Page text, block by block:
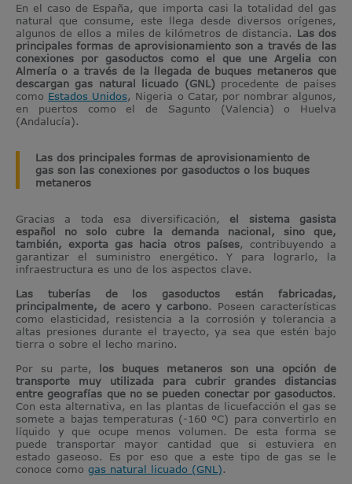
En el caso de España, que importa casi la totalidad del gas
natural que consume, este llega desde diversos orígenes,
algunos de ellos a miles de kilómetros de distancia. Las dos
principales formas de aprovisionamiento son a través de las
conexiones por gasoductos como el que une Argelia con
Almería o a través de la llegada de buques metaneros que
descargan gas natural licuado (GNL) procedente de países
como Estados Unidos, Nigeria o Catar, por nombrar algunos,
en puertos como el de Sagunto (Valencia) o Huelva
(Andalucía).
Las dos principales formas de aprovisionamiento de
gas son las conexiones por gasoductos o los buques
metaneros
Gracias a toda esa diversificación,el sistema gasista
español no solo cubre la demanda nacional, sino que,
también, exporta gas hacia otros países, contribuyendo a
garantizar el suministro energético. Y para lograrlo, la
infraestructura es uno de los aspectos clave.
Las tuberías de los gasoductos están fabricadas,
principalmente, de acero y carbono. Poseen características
como elasticidad, resistencia a la corrosión y tolerancia a
altas presiones durante el trayecto, ya sea que estén bajo
tierra o sobre el lecho marino.
Por su parte, los buques metaneros son una opción de
transporte muy utilizada para cubrir grandes distancias
entre geografías que no se pueden conectar por gasoductos.
Con esta alternativa, en las plantas de licuefacción el gas se
somete a bajas temperaturas (-160 ºC) para convertirlo en
líquido y que ocupe menos volumen. De esta forma se
puede transportar mayor cantidad que si estuviera en
estado gaseoso. Es por eso que a este tipo de gas se le
conoce como gas natural licuado (GNL).